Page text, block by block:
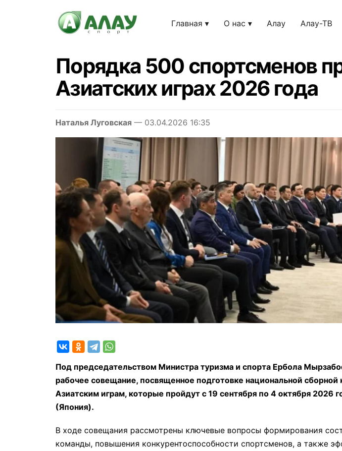
Главная О нас Алау Алау-ТВ
Порядка 500 спортсменов
Азиатских играх 2026 года
Наталья Луговская — 03.04.2026 16:35
Под председательством Министра туризма и спорта Ербола
рабочее совещание, посвященное подготовке национальной сборной
Азиатским играм, которые пройдут с 19 сентября по 4 октября 2026
(Япония).
В ходе совещания рассмотрены ключевые вопросы формирования
команды, повышения конкурентоспособности спортсменов, а также